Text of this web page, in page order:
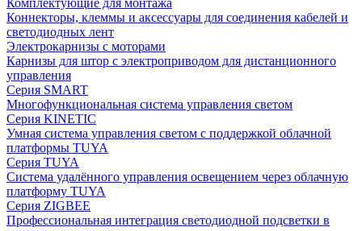
Коннекторы, клеммы и аксессуары для соединения кабелей и
светодиодных лент
Электрокарнизы с моторами
Карнизы для штор с электроприводом для дистанционного
управления
Серия SMART
Многофункциональная система управления светом
Серия KINETIC
Умная система управления светом с поддержкой облачной
платформы TUYA
Серия TUYA
Система удалённого управления освещением через облачную
платформу TUYA
Серия ZIGBEE
Профессиональная интеграция светодиодной подсветки в